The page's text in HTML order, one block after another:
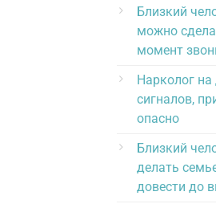
Близкий
можно
момент
Нарколог
сигналов,
опасно
Близкий
делать
довести до